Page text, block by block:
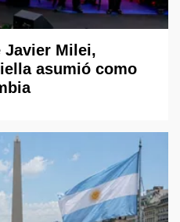
Javier Milei,
asumió como